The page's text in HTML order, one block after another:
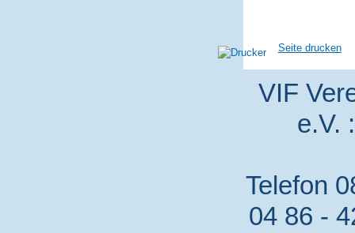
Seite drucken
VIF
e.V.
Telefon
04 86 -